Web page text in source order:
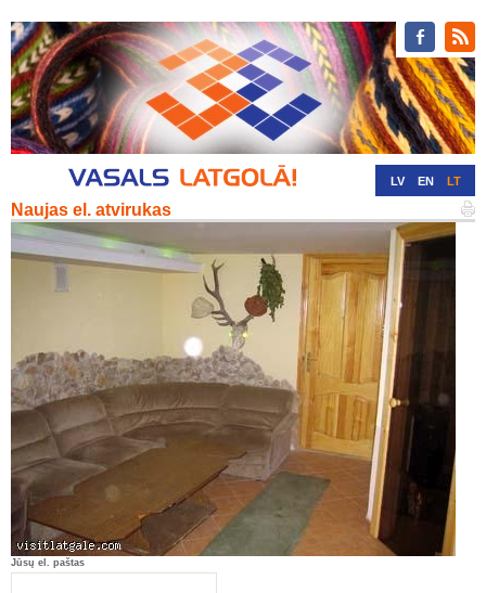
LV EN LT
Naujas el. atvirukas
Jūsų el. paštas